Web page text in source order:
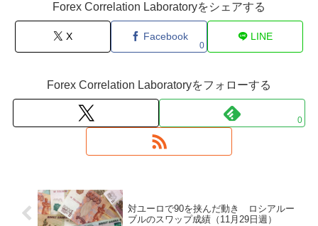
Forex Correlation Laboratoryをシェアする
X Facebook
0
LINE
Forex Correlation Laboratoryをフォローする
0
対ユーロで90を挟んだ動き ロシアルー
ブルのスワップ成績（11月29日週）